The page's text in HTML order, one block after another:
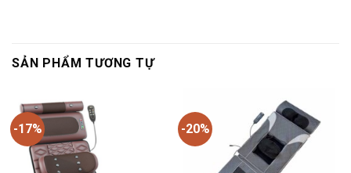
SẢN PHẨM TƯƠNG TỰ
-17% -20%